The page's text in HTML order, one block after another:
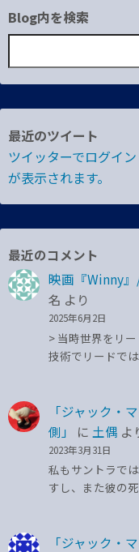
Blog内を検索
最近のツイート
ツイッターでログイ
が表示されます。
最近のコメント
映画『Winny
名 より
2025年6月2日
> 当時世界をリ
技術でリードで
「ジャック・
側」
に 土偶 よ
2023年3月31日
私もサントラで
すし、また彼の
「ジャック・